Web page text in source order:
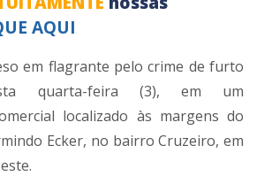
AQUI
em flagrante pelo crime de furto
quarta-feira (3), em um
localizado às margens do
Ecker, no bairro Cruzeiro, em